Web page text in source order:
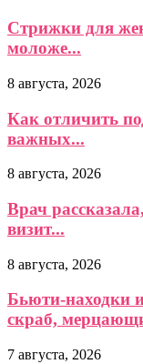
Стрижки для
моложе...
8 августа, 2026
Как отличить
важных...
8 августа, 2026
Врач
визит...
8 августа, 2026
Бьюти-находки
скраб,
7 августа, 2026